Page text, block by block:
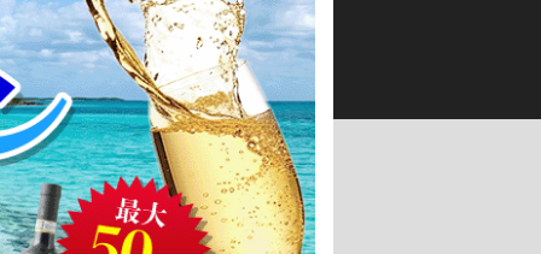
のHPをご確認下さい。